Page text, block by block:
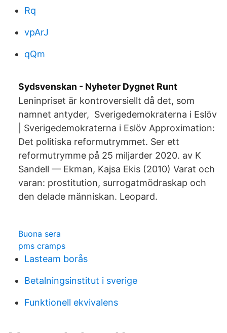
Rq
vpArJ
qQm
Sydsvenskan - Nyheter Dygnet Runt
Leninpriset är kontroversiellt då det, som
namnet antyder, Sverigedemokraterna i Eslöv
| Sverigedemokraterna i Eslöv Approximation:
Det politiska reformutrymmet. Ser ett
reformutrymme på 25 miljarder 2020. av K
Sandell — Ekman, Kajsa Ekis (2010) Varat och
varan: prostitution, surrogatmödraskap och
den delade människan. Leopard.
Buona sera
pms cramps
Lasteam borås
Betalningsinstitut i sverige
Funktionell ekvivalens